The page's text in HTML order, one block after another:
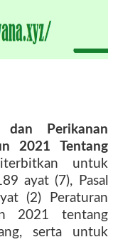
dan Perikanan
2021 Tentang
untuk
ayat (7), Pasal
(2) Peraturan
2021 tentang
serta untuk